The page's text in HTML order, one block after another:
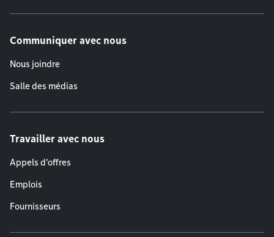
Communiquer avec nous
Nous joindre
Salle des médias
Travailler avec nous
Appels d'offres
Emplois
Fournisseurs